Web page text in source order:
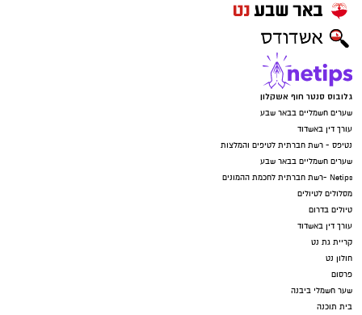
גלובוס סנטר חוף אשקלון
שערים חשמליים בבאר שבע
עורך דין באשדוד
נטיפס - רשת חברתית לטיפים והמלצות
שערים חשמליים בבאר שבע
Netips -רשת חברתית לחכמת ההמונים
מסלולים לטיולים
טיולים בדרום
עורך דין באשדוד
קריית גת נט
חולון נט
פרסום
שער חשמלי ביבנה
בית תוכנה